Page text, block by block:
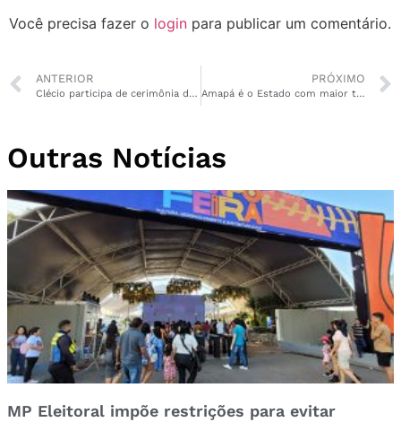
Você precisa fazer o login para publicar um comentário.
ANTERIOR
Clécio participa de cerimônia de lançamento do Novo PAC
PRÓXIMO
Amapá é o Estado com maior taxa de roubo a residências
Outras Notícias
MP Eleitoral impõe restrições para evitar